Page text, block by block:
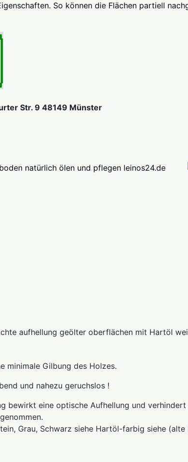
So können die Flächen partiell
Str. 9 48149 Münster
Gilbung des Holzes.
und nahezu geruchslos !
bewirkt eine optische Aufhellung und
Grau, Schwarz siehe Hartöl-farbig siehe